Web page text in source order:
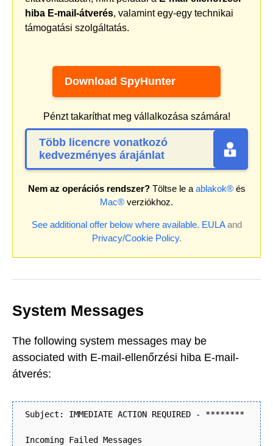
hiba E-mail-átverés, valamint egy-egy technikai
támogatási szolgáltatás.
Download SpyHunter
Pénzt takaríthat meg vállalkozása számára!
Több licencre vonatkozó
kedvezményes árajánlat
Nem az operációs rendszer?Töltse le a ablakok®és
Mac® verziókhoz.
See additional offer below where available. EULAand
Privacy/Cookie Policy.
System Messages
The following system messages may be
associated with E-mail-ellenőrzési hiba E-mail-
átverés:
Subject: IMMEDIATE ACTION REQUIRED - ********
Incoming Failed Messages